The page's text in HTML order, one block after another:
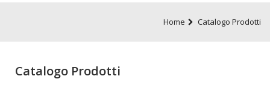
Home Catalogo Prodotti
Catalogo Prodotti